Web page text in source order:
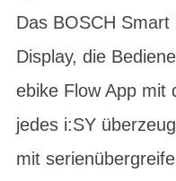
Das BOSCH
Display, die
ebike Flow App mit
jedes i:SY
mit